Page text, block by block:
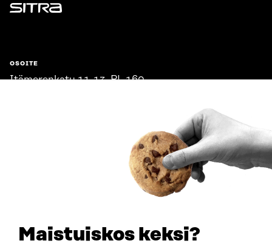
Maistuiskos keksi?
Sitra
OSOITE
Itämerenkatu 11-13, PL 160,